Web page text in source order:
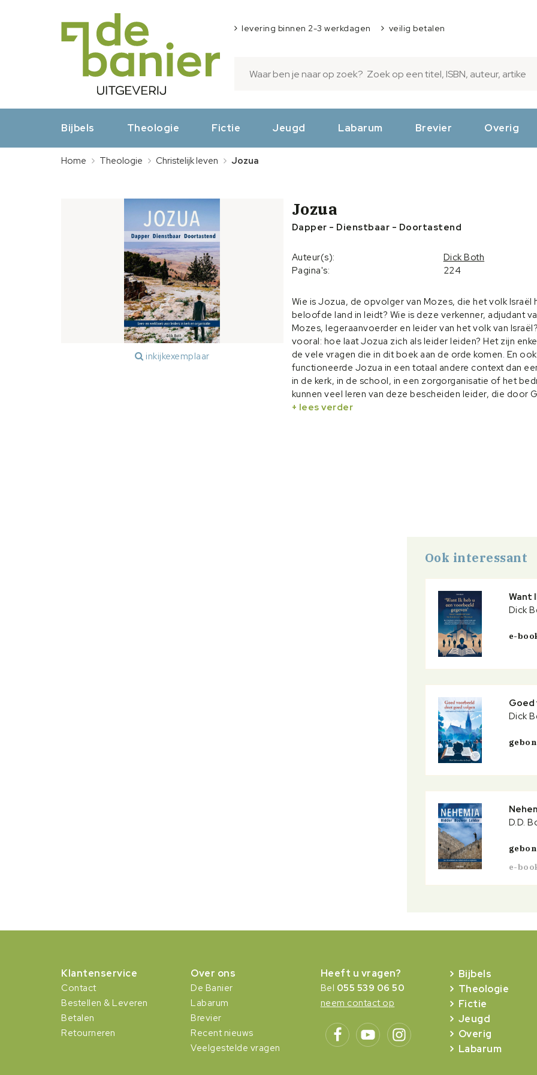
levering binnen 2-3 werkdagen veilig betalen
Bijbels Theologie Fictie Jeugd Labarum Brevier Overig
Home Theologie Christelijk leven Jozua
inkijkexemplaar
Jozua
Dapper - Dienstbaar - Doortastend
Auteur(s):
Dick Both
Pagina's:
224
Wie is Jozua, de opvolger van Mozes, die het volk Israël
beloofde land in leidt? Wie is deze verkenner, adjudant
Mozes, legeraanvoerder en leider van het volk van
vooral: hoe laat Jozua zich als leider leiden? Het zijn
de vele vragen die in dit boek aan de orde komen. En
functioneerde Jozua in een totaal andere context dan
in de kerk, in de school, in een zorgorganisatie of het
kunnen veel leren van deze bescheiden leider, die door
door Mozes en door het volk werd opgeroepen moedig
+ lees verder
Ook interessant
Want
Dick
e-
Dick
D.D.
e-
Klantenservice
Contact
Bestellen & Leveren
Betalen
Retourneren
Over ons
De Banier
Labarum
Brevier
Recent nieuws
Veelgestelde vragen
Heeft u vragen?
Bel 055 539 06 50
neem contact op
Bijbels
Theologie
Fictie
Jeugd
Overig
Labarum